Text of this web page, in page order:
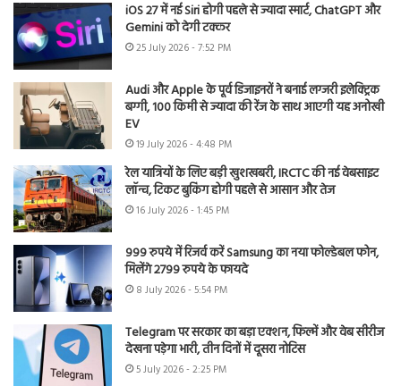
iOS 27 में नई Siri होगी पहले से ज्यादा स्मार्ट, ChatGPT और
Gemini को देगी टक्कर
25 July 2026 - 7:52 PM
Audi और Apple के पूर्व डिजाइनरों ने बनाई लग्जरी इलेक्ट्रिक
बग्गी, 100 किमी से ज्यादा की रेंज के साथ आएगी यह अनोखी
EV
19 July 2026 - 4:48 PM
रेल यात्रियों के लिए बड़ी खुशखबरी, IRCTC की नई वेबसाइट
लॉन्च, टिकट बुकिंग होगी पहले से आसान और तेज
16 July 2026 - 1:45 PM
999 रुपये में रिजर्व करें Samsung का नया फोल्डेबल फोन,
मिलेंगे 2799 रुपये के फायदे
8 July 2026 - 5:54 PM
Telegram पर सरकार का बड़ा एक्शन, फिल्में और वेब सीरीज
देखना पड़ेगा भारी, तीन दिनों में दूसरा नोटिस
5 July 2026 - 2:25 PM